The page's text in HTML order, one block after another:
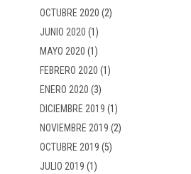
OCTUBRE 2020 (2)
JUNIO 2020 (1)
MAYO 2020 (1)
FEBRERO 2020 (1)
ENERO 2020 (3)
DICIEMBRE 2019 (1)
NOVIEMBRE 2019 (2)
OCTUBRE 2019 (5)
JULIO 2019 (1)